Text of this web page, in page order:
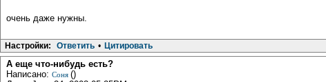
очень даже нужны.
Настройки: Ответить • Цитировать
А еще что-нибудь есть?
Написано: Соня ()